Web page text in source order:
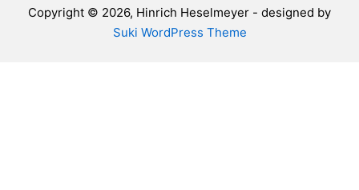
Copyright © 2026, Hinrich Heselmeyer - designed by
Suki WordPress Theme